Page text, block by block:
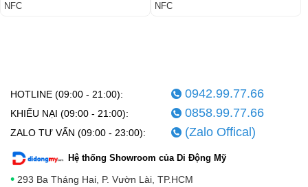
NFC
NFC
HOTLINE (09:00 - 21:00): 0942.99.77.66
KHIẾU NẠI (09:00 - 21:00): 0858.99.77.66
ZALO TƯ VẤN (09:00 - 23:00): (Zalo Offical)
Hệ thống Showroom của Di Động Mỹ
• 293 Ba Tháng Hai, P. Vườn Lài, TP.HCM